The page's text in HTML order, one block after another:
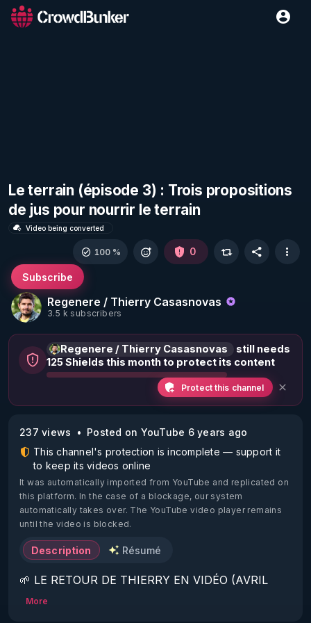
Le terrain (épisode 3) : Trois propositions
de jus pour nourrir le terrain
Video being converted
Regenere / Thierry Casasnovas
3.5 k subscribers
Subscribe
100 % 0
Regenere / Thierry Casasnovas
still needs
125 Shields this month to protect its content
Protect this channel
237 views
Posted on YouTube 6 years ago
This channel's protection is incomplete — support it
to keep its videos online
It was automatically imported from YouTube and replicated on
this platform. In the case of a blockage, our system
automatically takes over. The YouTube video player remains
until the video is blocked.
Description Résumé
🌱 LE RETOUR DE THIERRY EN VIDÉO (AVRIL
2022)!
More